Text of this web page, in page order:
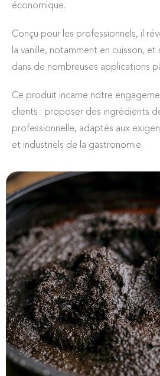
économique.
Conçu pour les professionnels, il
la vanille, notamment en cuisson, et
dans de nombreuses applications
Ce produit incarne notre
clients : proposer des ingrédients
professionnelle, adaptés aux
et industriels de la gastronomie.